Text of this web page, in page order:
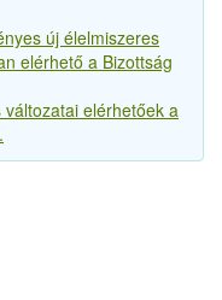
új élelmiszeres
elérhető a Bizottság
elérhetőek a